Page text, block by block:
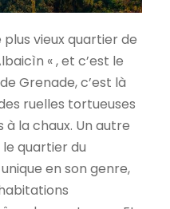
vieux quartier de
« , et c’est le
Grenade, c’est là
ruelles tortueuses
la chaux. Un autre
quartier du
en son genre,